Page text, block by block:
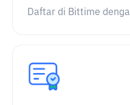
Daftar di Bittime